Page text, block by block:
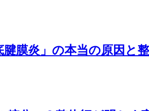
膜炎」の本当の原因と